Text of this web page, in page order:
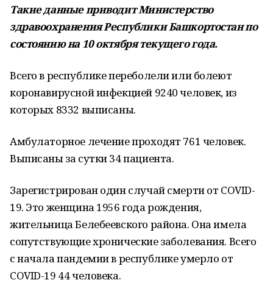
Такие данные приводит Министерство
здравоохранения Республики Башкортостан по
состоянию на 10 октября текущего года.
Всего в республике переболели или болеют
коронавирусной инфекцией 9240 человек, из
которых 8332 выписаны.
Амбулаторное лечение проходят 761 человек.
Выписаны за сутки 34 пациента.
Зарегистрирован один случай смерти от COVID-
19. Это женщина 1956 года рождения,
жительница Белебеевского района. Она имела
сопутствующие хронические заболевания. Всего
с начала пандемии в республике умерло от
COVID-19 44 человека.